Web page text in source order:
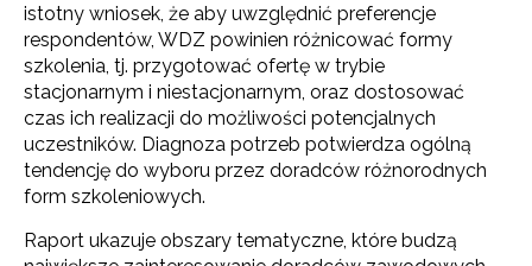
istotny wniosek, że aby uwzględnić preferencje
respondentów, WDZ powinien różnicować formy
szkolenia, tj. przygotować ofertę w trybie
stacjonarnym i niestacjonarnym, oraz dostosować
czas ich realizacji do możliwości potencjalnych
uczestników. Diagnoza potrzeb potwierdza ogólną
tendencję do wyboru przez doradców różnorodnych
form szkoleniowych.
Raport ukazuje obszary tematyczne, które budzą